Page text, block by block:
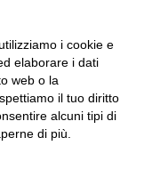
pacchi nelle
Firenze| Genova
i cookie e
elaborare i dati
web o la
il tuo diritto
alcuni tipi di
di più.